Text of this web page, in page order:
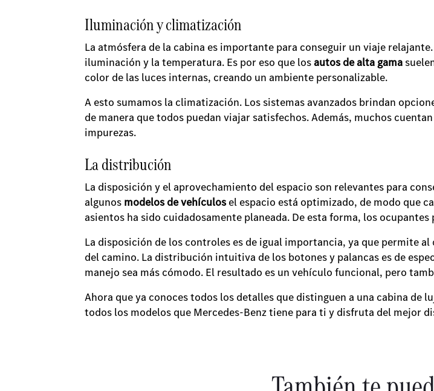
Iluminación y climatización
La atmósfera de la cabina es importante para conseguir un viaje
iluminación y la temperatura. Es por eso que los autos de alta gama
color de las luces internas, creando un ambiente personalizable.
A esto sumamos la climatización. Los sistemas avanzados brindan
de manera que todos puedan viajar satisfechos. Además, muchos
impurezas.
La distribución
La disposición y el aprovechamiento del espacio son relevantes para
algunos modelos de vehículosel espacio está optimizado, de modo que
asientos ha sido cuidadosamente planeada. De esta forma, los
La disposición de los controles es de igual importancia, ya que permite
del camino. La distribución intuitiva de los botones y palancas es de
manejo sea más cómodo. El resultado es un vehículo funcional, pero
Ahora que ya conoces todos los detalles que distinguen a una cabina de
todos los modelos que Mercedes-Benz tiene para ti y disfruta del mejor